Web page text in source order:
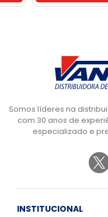
Somos líderes na
com 30 anos de
especializado e
INSTITUCIONAL